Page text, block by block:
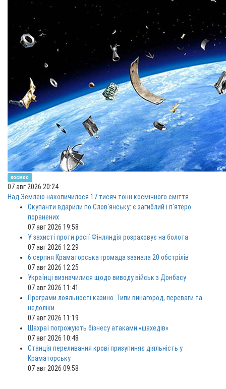
космос
07 авг 2026 20:24
Над Землею накопичилося 17 тисяч тонн космічного сміття
Окупанти вдарили по Слов'янську: є загиблий і п'ятеро
поранених
07 авг 2026 19:58
У захисті проти росії Фінляндія розраховує на болота
07 авг 2026 12:29
6 серпня Краматорська громада зазнала 20 обстрілів
07 авг 2026 12:25
Українці визначилися щодо виводу військ з Донбасу
07 авг 2026 11:41
Програми лояльності казино. Типи винагород, переваги та
недоліки
07 авг 2026 11:19
Шахраї погрожують бізнесу атаками «шахедів»
07 авг 2026 10:48
Станція переливання крові призупиняє діяльність у
Краматорську
07 авг 2026 09:58